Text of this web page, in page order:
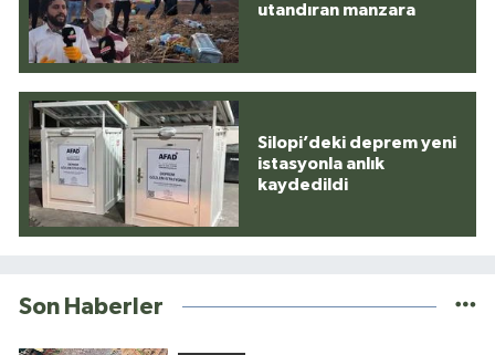
utandıran manzara
Silopi’deki deprem yeni
istasyonla anlık
kaydedildi
Son Haberler